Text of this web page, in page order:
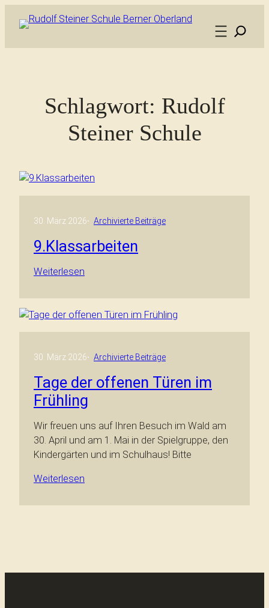
Schlagwort: Rudolf
Steiner Schule
30. März 2026· Archivierte Beiträge
9.Klassarbeiten
Weiterlesen
30. März 2026· Archivierte Beiträge
Tage der offenen Türen im
Frühling
Wir freuen uns auf Ihren Besuch im Wald am
30. April und am 1. Mai in der Spielgruppe, den
Kindergärten und im Schulhaus! Bitte
Weiterlesen